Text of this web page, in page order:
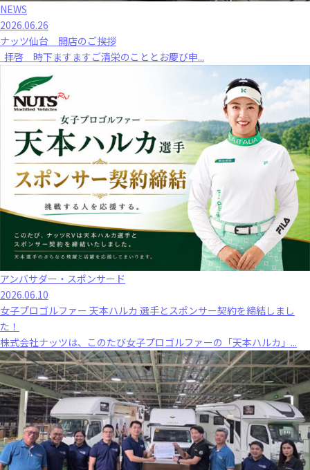
NEWS
2026.06.26
ナッツ仙台 開店のご挨拶
拝啓 時下ますますご清栄のこととお慶び申...
アンバサダー・スポンサード
2026.06.10
女子プロゴルファー 天本ハルカ 選手とスポンサー契約を締結しまし
た！
株式会社ナッツは、このたび女子プロゴルファーの「天本ハルカ」...